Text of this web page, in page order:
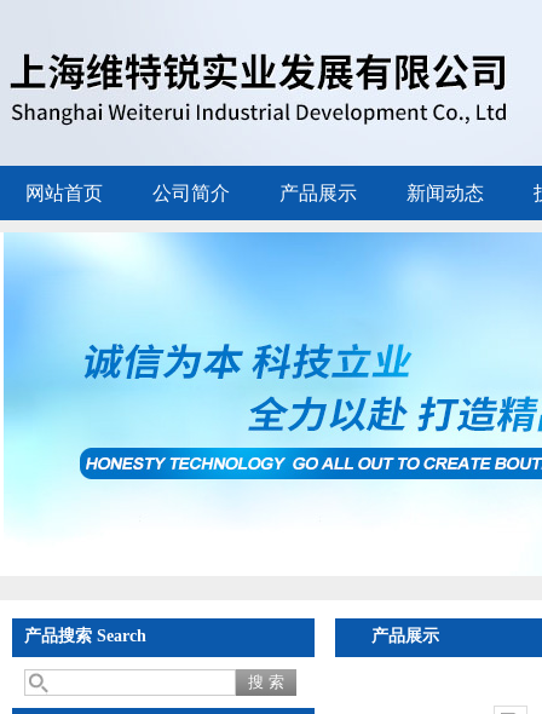
网站首页 公司简介 产品展示 新闻动态
产品搜索 Search
产品展示